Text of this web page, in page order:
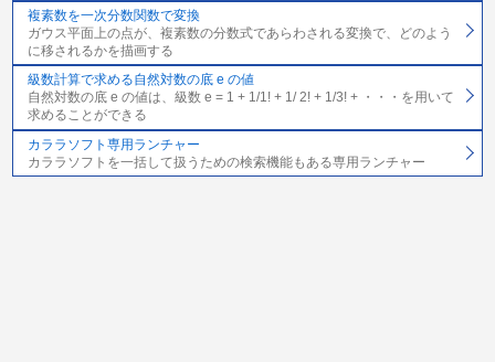
複素数を一次分数関数で変換
ガウス平面上の点が、複素数の分数式であらわされる変換で、どのよう
に移されるかを描画する
級数計算で求める自然対数の底 e の値
自然対数の底 e の値は、級数 e = 1 + 1/1! + 1/ 2! + 1/3! + ・・・を用いて
求めることができる
カララソフト専用ランチャー
カララソフトを一括して扱うための検索機能もある専用ランチャー